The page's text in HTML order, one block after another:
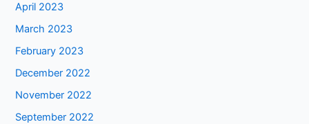
April 2023
March 2023
February 2023
December 2022
November 2022
September 2022